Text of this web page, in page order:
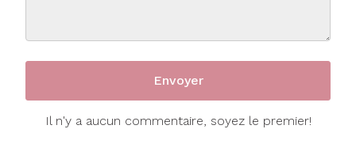
Il n'y a aucun commentaire, soyez le premier!